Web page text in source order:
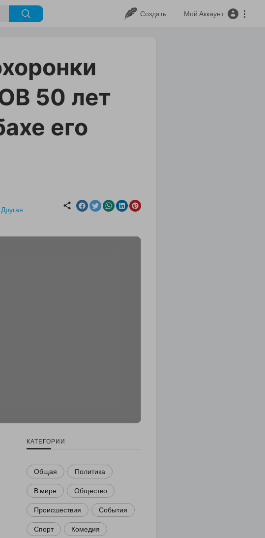
Создать Мой Аккаунт
50 лет
его
Другая
КАТЕГОРИИ
Общая Политика
В мире Общество
Происшествия События
Спорт Комедия